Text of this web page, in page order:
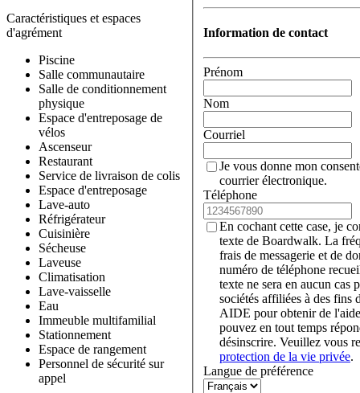
Caractéristiques et espaces
d'agrément
Piscine
Salle communautaire
Salle de conditionnement
physique
Espace d'entreposage de
vélos
Ascenseur
Restaurant
Service de livraison de colis
Espace d'entreposage
Lave-auto
Réfrigérateur
Cuisinière
Sécheuse
Laveuse
Climatisation
Lave-vaisselle
Eau
Immeuble multifamilial
Stationnement
Espace de rangement
Personnel de sécurité sur
appel
Information de contact
Prénom
Nom
Courriel
Je vous donne mon
courrier électronique.
Téléphone
En cochant cette case, je
texte de Boardwalk. La
frais de messagerie et de
numéro de téléphone
texte ne sera en aucun cas
sociétés affiliées à des fins
AIDE pour obtenir de
pouvez en tout temps
désinscrire. Veuillez vous
protection de la vie privée.
Langue de préférence